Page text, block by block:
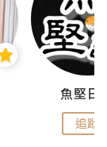
魚堅日
追蹤